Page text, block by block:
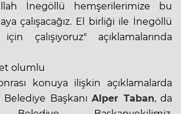
İnegöllü hemşerilerimize bu
çalışacağız. El birliği ile İnegöllü
çalışıyoruz" açıklamalarında
olumlu
konuya ilişkin açıklamalarda
Başkanı Alper Taban, da